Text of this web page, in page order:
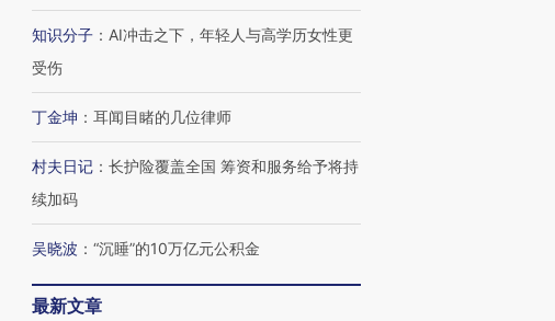
知识分子 ： AI冲击之下，年轻人与高学历女性更
受伤
丁金坤 ： 耳闻目睹的几位律师
村夫日记 ： 长护险覆盖全国 筹资和服务给予将持
续加码
吴晓波 ： “沉睡”的10万亿元公积金
最新文章